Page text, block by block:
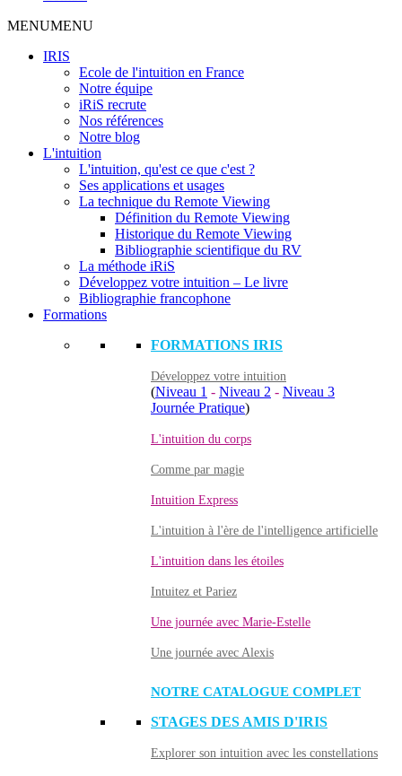
MENUMENU
IRIS
Ecole de l'intuition en France
Notre équipe
iRiS recrute
Nos références
Notre blog
L'intuition
L'intuition, qu'est ce que c'est ?
Ses applications et usages
La technique du Remote Viewing
Définition du Remote Viewing
Historique du Remote Viewing
Bibliographie scientifique du RV
La méthode iRiS
Développez votre intuition – Le livre
Bibliographie francophone
Formations
FORMATIONS IRIS
Développez votre intuition
(Niveau 1 - Niveau 2 - Niveau 3
Journée Pratique)
L'intuition du corps
Comme par magie
Intuition Express
L'intuition à l'ère de l'intelligence artificielle
L'intuition dans les étoiles
Intuitez et Pariez
Une journée avec Marie-Estelle
Une journée avec Alexis
NOTRE CATALOGUE COMPLET
STAGES DES AMIS D'IRIS
Explorer son intuition avec les constellations